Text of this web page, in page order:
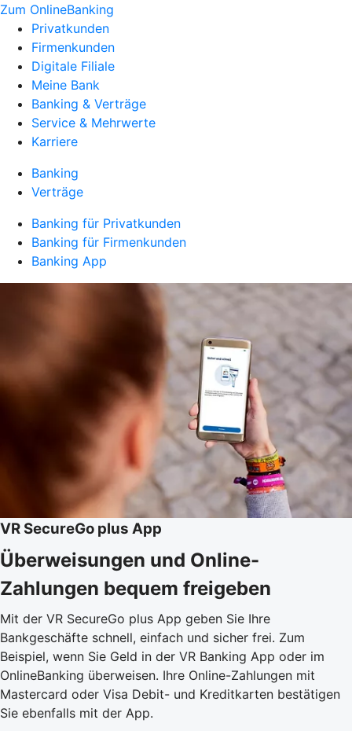
Zum OnlineBanking
Privatkunden
Firmenkunden
Digitale Filiale
Meine Bank
Banking & Verträge
Service & Mehrwerte
Karriere
Banking
Verträge
Banking für Privatkunden
Banking für Firmenkunden
Banking App
VR SecureGo plus App
Überweisungen und Online-
Zahlungen bequem freigeben
Mit der VR SecureGo plus App geben Sie Ihre
Bankgeschäfte schnell, einfach und sicher frei. Zum
Beispiel, wenn Sie Geld in der VR Banking App oder im
OnlineBanking überweisen. Ihre Online-Zahlungen mit
Mastercard oder Visa Debit- und Kreditkarten bestätigen
Sie ebenfalls mit der App.